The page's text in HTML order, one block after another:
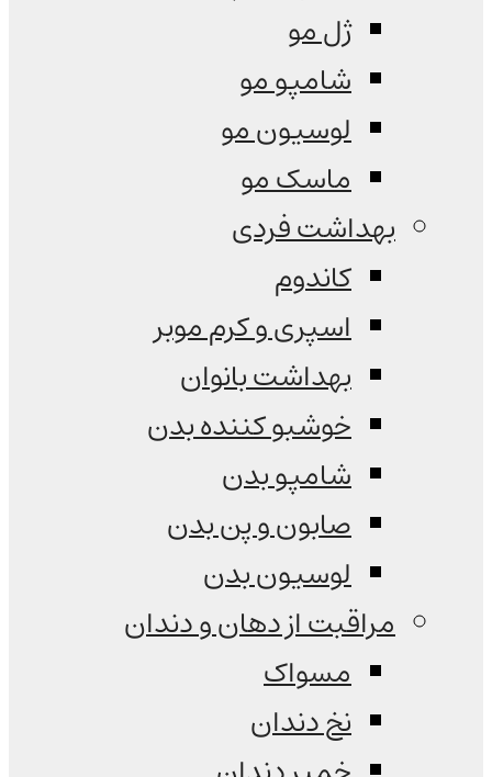
ژل مو
شامپو مو
لوسیون مو
ماسک مو
بهداشت فردی
کاندوم
اسپری و کرم موبر
بهداشت بانوان
خوشبو کننده بدن
شامپو بدن
صابون و پن بدن
لوسیون بدن
مراقبت از دهان و دندان
مسواک
نخ دندان